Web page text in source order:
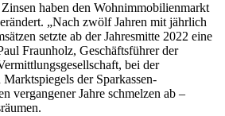
haben den Wohnimmobilienmarkt
„Nach zwölf Jahren mit jährlich
setzte ab der Jahresmitte 2022 eine
Fraunholz, Geschäftsführer der
bei der
der Sparkassen-
vergangener Jahre schmelzen ab –